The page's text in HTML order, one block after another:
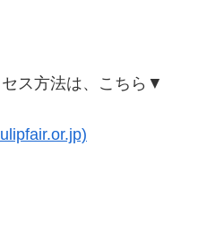
ス方法は、こちら▼